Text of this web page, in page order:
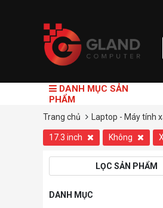
DANH MỤC SẢN
PHẨM
Trang chủ Laptop - Máy tính
17.3 inch Không
LỌC SẢN PHẨM
DANH MỤC